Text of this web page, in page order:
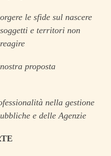
le sfide sul nascere
e territori non
proposta
nella gestione
e delle Agenzie